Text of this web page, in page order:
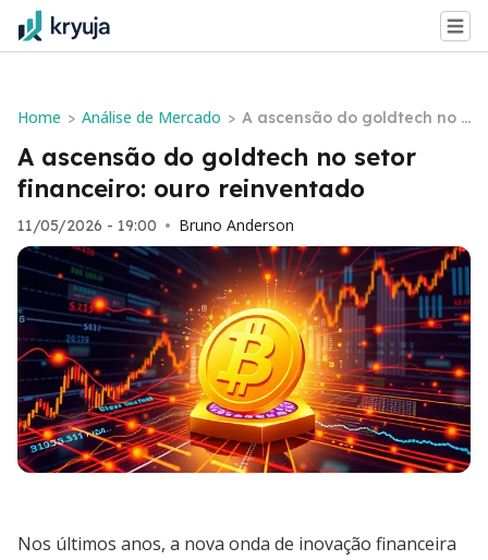
Home > Análise de Mercado > A ascensão do goldtech no s
etor financeiro: ouro reinven
tado
A ascensão do goldtech no setor
financeiro: ouro reinventado
11/05/2026 - 19:00 • Bruno Anderson
Nos últimos anos, a nova onda de inovação financeira